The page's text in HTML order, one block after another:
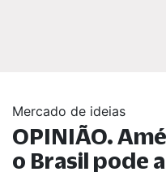
Mercado de ideias
OPINIÃO.
o Brasil pode